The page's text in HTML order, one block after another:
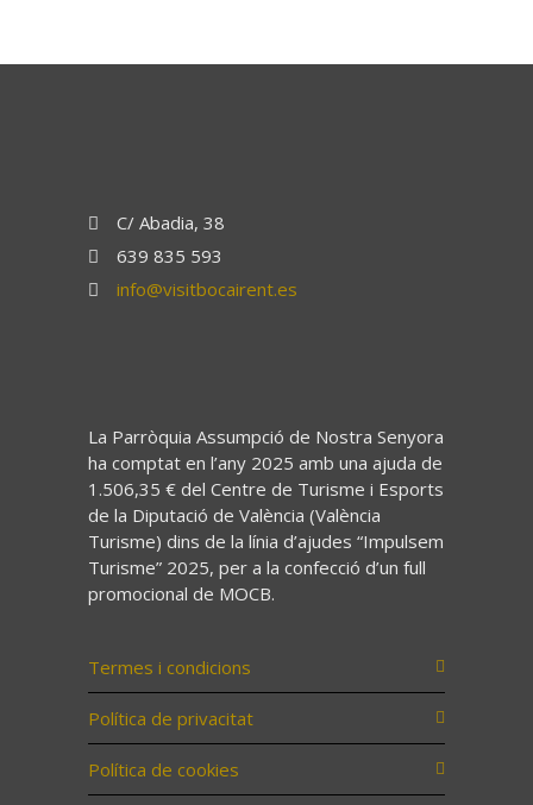
C/ Abadia, 38
639 835 593
info@visitbocairent.es
La Parròquia Assumpció de Nostra Senyora
ha comptat en l’any 2025 amb una ajuda de
1.506,35 € del Centre de Turisme i Esports
de la Diputació de València (València
Turisme) dins de la línia d’ajudes “Impulsem
Turisme” 2025, per a la confecció d’un full
promocional de MOCB.
Termes i condicions
Política de privacitat
Política de cookies